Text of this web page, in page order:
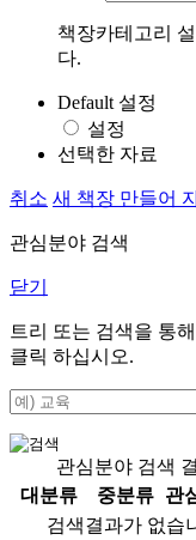
책장카테고리
다.
Default 설정
설정
선택한 자료
취소 새 책장 만들어
관심분야 검색
닫기
트리 또는 검색을 통
클릭 하십시오.
관심분야 검색
대분류
중분류
관
검색결과가 없습